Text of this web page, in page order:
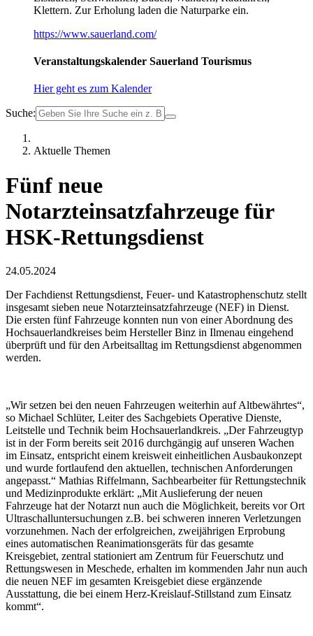
Klettern. Zur Erholung laden die Naturparke ein.
https://www.sauerland.com/
Veranstaltungskalender Sauerland Tourismus
Hier geht es zum Kalender
Suche:
Aktuelle Themen
Fünf neue
Notarzteinsatzfahrzeuge für
HSK-Rettungsdienst
24.05.2024
Der Fachdienst Rettungsdienst, Feuer- und Katastrophenschutz stellt
insgesamt sieben neue Notarzteinsatzfahrzeuge (NEF) in Dienst.
Die ersten fünf Fahrzeuge konnten nun von einer Abordnung des
Hochsauerlandkreises beim Hersteller Binz in Ilmenau eingehend
überprüft und für den Arbeitsalltag im Rettungsdienst abgenommen
werden.
„Wir setzen bei den neuen Fahrzeugen weiterhin auf Altbewährtes“,
so Michael Schlüter, Leiter des Sachgebiets Operative Dienste,
Leitstelle und Technik beim Hochsauerlandkreis. „Der Fahrzeugtyp
ist in der Form bereits seit 2016 durchgängig auf unseren Wachen
im Einsatz, entspricht einem kreisweit einheitlichen Ausbaukonzept
und wurde fortlaufend den aktuellen, technischen Anforderungen
angepasst.“ Mathias Riffelmann, Sachbearbeiter für Rettungstechnik
und Medizinprodukte erklärt: „Mit Auslieferung der neuen
Fahrzeuge hat der Notarzt nun auch die Möglichkeit, bereits vor Ort
Ultraschalluntersuchungen z.B. bei schweren inneren Verletzungen
vorzunehmen. Nach der erfolgreichen, zweijährigen Erprobung
eines automatischen Reanimationsgeräts für das gesamte
Kreisgebiet, zentral stationiert am Zentrum für Feuerschutz und
Rettungswesen in Meschede, erhalten im kommenden Jahr nun auch
die neuen NEF im gesamten Kreisgebiet diese ergänzende
Ausstattung, die bei einem Herz-Kreislauf-Stillstand zum Einsatz
kommt“.